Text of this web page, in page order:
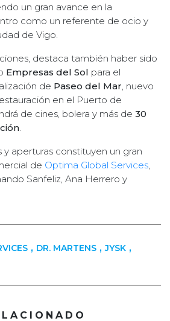
un gran avance en la
como un referente de ocio y
de Vigo.
destaca también haber sido
Empresas del Sol para el
de Paseo del Mar , nuevo
en el Puerto de
de cines, bolera y más de 30
y aperturas constituyen un gran
de Optima Global Services
Sanfeliz, Ana Herrero y
, DR. MARTENS , JYSK ,